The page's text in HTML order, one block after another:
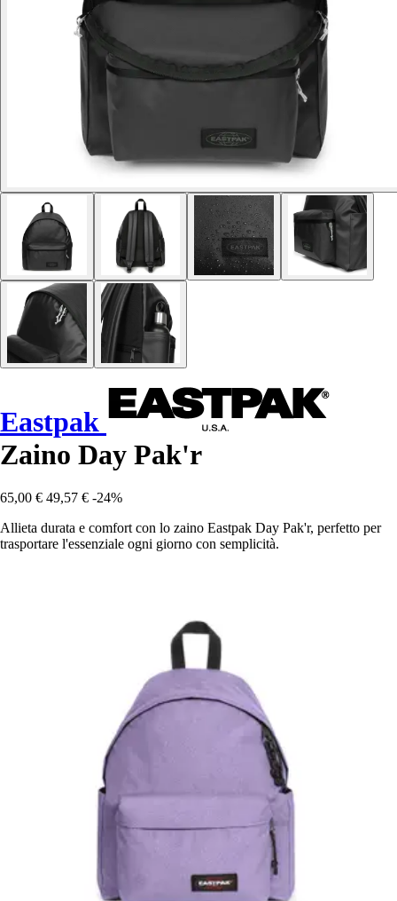
Eastpak
Zaino Day Pak'r
65,00 € 49,57 € -24%
Allieta durata e comfort con lo zaino Eastpak Day Pak'r, perfetto per
trasportare l'essenziale ogni giorno con semplicità.